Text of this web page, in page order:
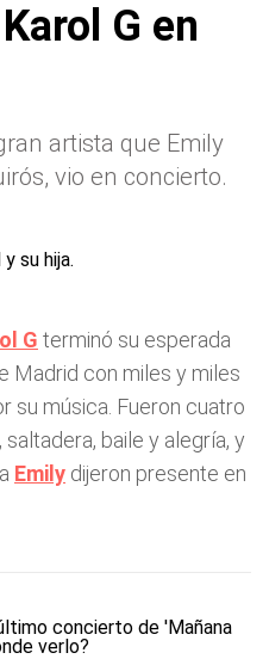
G en
artista que Emily
vio en concierto.
G terminó su esperada
Madrid con miles y miles
su música. Fueron cuatro
baile y alegría, y
Emily dijeron presente en
concierto de 'Mañana
verlo?